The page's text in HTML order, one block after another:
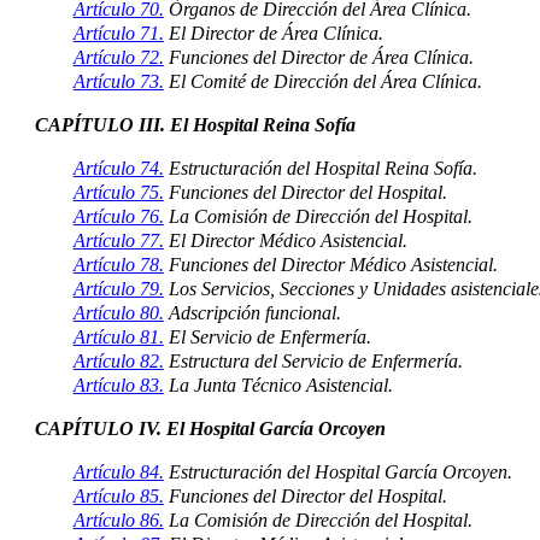
Artículo 70. Órganos de Dirección del Área Clínica.
Artículo 71. El Director de Área Clínica.
Artículo 72. Funciones del Director de Área Clínica.
Artículo 73. El Comité de Dirección del Área Clínica.
CAPÍTULO III. El Hospital Reina Sofía
Artículo 74. Estructuración del Hospital Reina Sofía.
Artículo 75. Funciones del Director del Hospital.
Artículo 76. La Comisión de Dirección del Hospital.
Artículo 77. El Director Médico Asistencial.
Artículo 78. Funciones del Director Médico Asistencial.
Artículo 79. Los Servicios, Secciones y Unidades
Artículo 80. Adscripción funcional.
Artículo 81. El Servicio de Enfermería.
Artículo 82. Estructura del Servicio de Enfermería.
Artículo 83. La Junta Técnico Asistencial.
CAPÍTULO IV. El Hospital García Orcoyen
Artículo 84. Estructuración del Hospital García Orcoyen.
Artículo 85. Funciones del Director del Hospital.
Artículo 86. La Comisión de Dirección del Hospital.